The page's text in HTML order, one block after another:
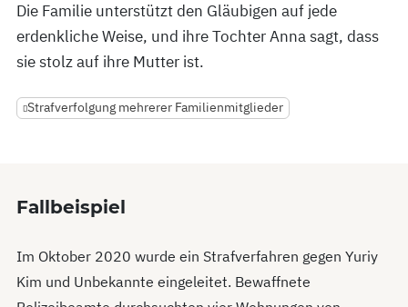
Die Familie unterstützt den Gläubigen auf jede
erdenkliche Weise, und ihre Tochter Anna sagt, dass
sie stolz auf ihre Mutter ist.
Strafverfolgung mehrerer Familienmitglieder
Fallbeispiel
Im Oktober 2020 wurde ein Strafverfahren gegen Yuriy
Kim und Unbekannte eingeleitet. Bewaffnete